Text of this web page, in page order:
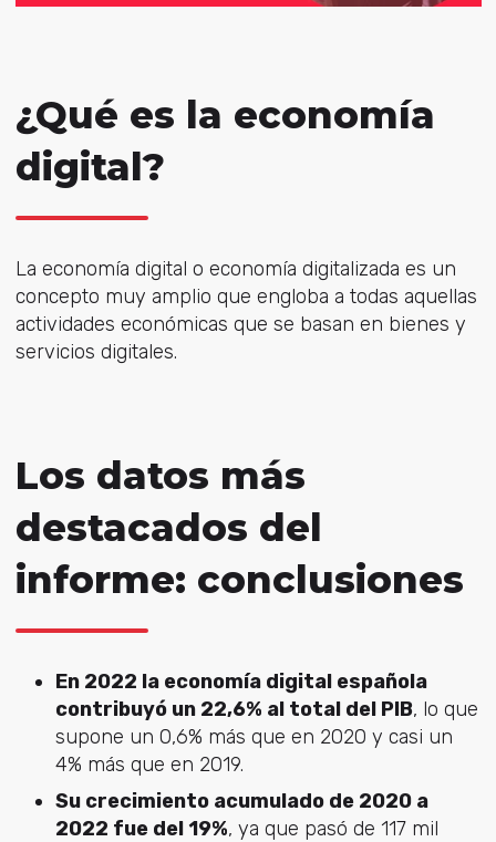
¿Qué es la economía
digital?
La economía digital o economía digitalizada es un
concepto muy amplio que engloba a todas aquellas
actividades económicas que se basan en bienes y
servicios digitales.
Los datos más
destacados del
informe: conclusiones
En 2022 la economía digital española
contribuyó un 22,6% al total del PIB, lo que
supone un 0,6% más que en 2020 y casi un
4% más que en 2019.
Su crecimiento acumulado de 2020 a
2022 fue del 19%, ya que pasó de 117 mil